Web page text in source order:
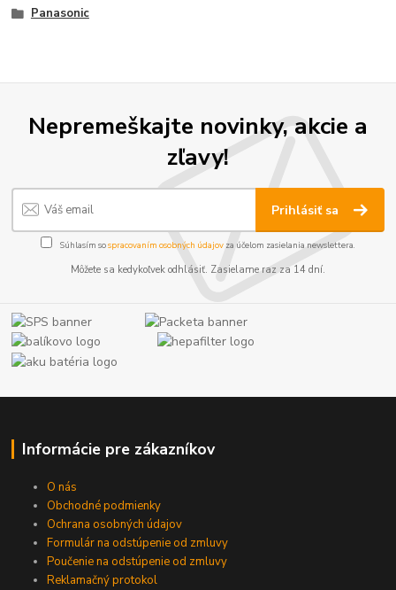
Panasonic
Nepremeškajte novinky, akcie a
zľavy!
Prihlásiť sa
Súhlasím sospracovaním osobných údajov za účelom zasielania newslettera.
Môžete sa kedykoľvek odhlásiť. Zasielame raz za 14 dní.
Informácie pre zákazníkov
O nás
Obchodné podmienky
Ochrana osobných údajov
Formulár na odstúpenie od zmluvy
Poučenie na odstúpenie od zmluvy
Reklamačný protokol